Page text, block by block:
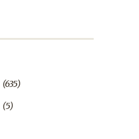
(635)
(5)